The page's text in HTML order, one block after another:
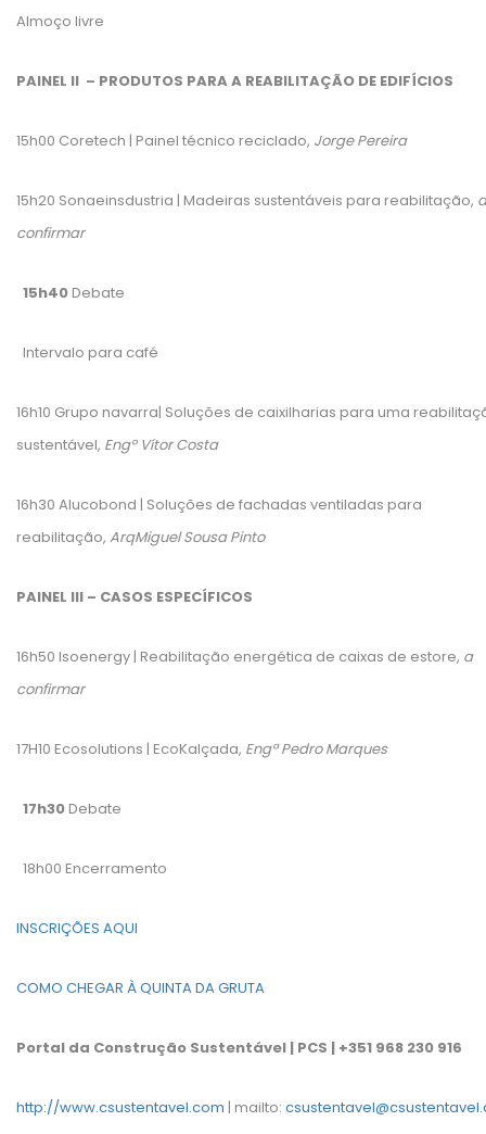
Almoço livre
PAINEL II – PRODUTOS PARA A REABILITAÇÃO DE EDIFÍCIOS
15h00 Coretech | Painel técnico reciclado, Jorge Pereira
15h20 Sonaeinsdustria | Madeiras sustentáveis para reabilitação, a
confirmar
15h40 Debate
Intervalo para café
16h10 Grupo navarra| Soluções de caixilharias para uma
sustentável, Engº Vítor Costa
16h30 Alucobond | Soluções de fachadas ventiladas para
reabilitação, ArqMiguel Sousa Pinto
PAINEL III – CASOS ESPECÍFICOS
16h50 Isoenergy | Reabilitação energética de caixas de estore, a
confirmar
17H10 Ecosolutions | EcoKalçada, Engª Pedro Marques
17h30 Debate
18h00 Encerramento
INSCRIÇÕES AQUI
COMO CHEGAR À QUINTA DA GRUTA
Portal da Construção Sustentável | PCS | +351 968 230 916
http://www.csustentavel.com | mailto: